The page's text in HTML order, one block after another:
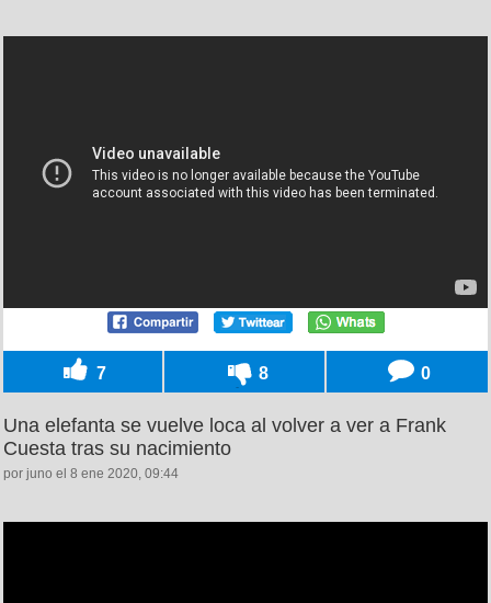
7 8 0
Una elefanta se vuelve loca al volver a ver a Frank
Cuesta tras su nacimiento
por juno el 8 ene 2020, 09:44